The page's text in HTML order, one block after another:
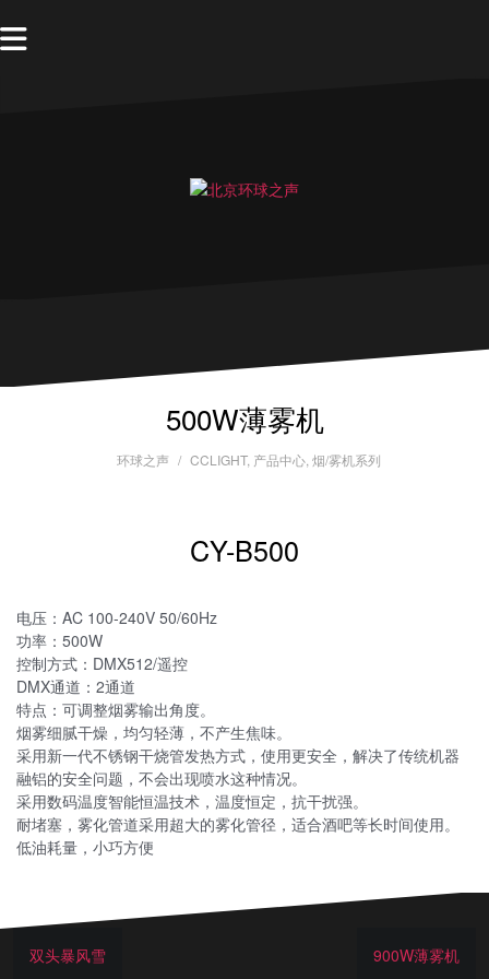
500W薄雾机
环球之声 CCLIGHT, 产品中心 烟/雾机系列
CY-B500
电压：AC 100-240V 50/60Hz
功率：500W
控制方式：DMX512/遥控
DMX通道：2通道
特点：可调整烟雾输出角度。
烟雾细腻干燥，均匀轻薄，不产生焦味。
采用新一代不锈钢干烧管发热方式，使用更安全，解决了传统机器
融铝的安全问题，不会出现喷水这种情况。
采用数码温度智能恒温技术，温度恒定，抗干扰强。
耐堵塞，雾化管道采用超大的雾化管径，适合酒吧等长时间使用。
低油耗量，小巧方便
双头暴风雪 900W薄雾机